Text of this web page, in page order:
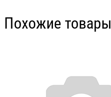
Похожие товары